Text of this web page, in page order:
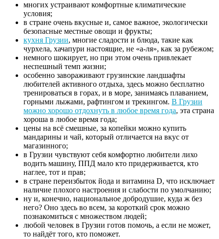
многих устраивают комфортные климатические
условия;
в стране очень вкусные и, самое важное, экологически
безопасные местные овощи и фрукты;
кухня Грузии, многие сладости и блюда, такие как
чурхела, хачапури настоящие, не «а-ля», как за рубежом;
немного шокирует, но при этом очень привлекает
неспешный темп жизни;
особенно завораживают грузинские ландшафты
любителей активного отдыха, здесь можно бесплатно
тренироваться в горах, и в море, занимаясь плаванием,
горными лыжами, рафтингом и трекингом. В Грузии
можно хорошо отдохнуть в любое время года, эта страна
хороша в любое время года;
цены на всё смешные, за копейки можно купить
мандарины и чай, который отличается на вкус от
магазинного;
в Грузии чувствуют себя комфортно любители лихо
водить машину, ППД мало кто придерживается, кто
наглее, тот и прав;
в стране переизбыток йода и витамина D, что исключает
наличие плохого настроения и слабости по умолчанию;
ну и, конечно, национальное добродушие, куда ж без
него? Оно здесь во всем, за короткий срок можно
познакомиться с множеством людей;
любой человек в Грузии готов помочь, а если не может,
то найдёт того, кто поможет.